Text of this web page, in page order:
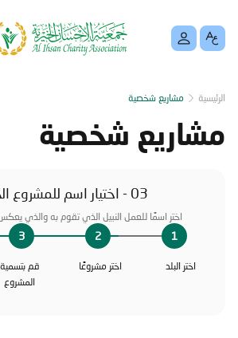
الرئيسية مشاريع شخصية
مشاريع شخصية
03 - اختيار اسم للمشروع الخيري
اختر اسمًا للعمل النبيل الذي تقوم به والذي
1
2
3
اختر البلد اختر مشروعًا
قم بتسمية
المشروع